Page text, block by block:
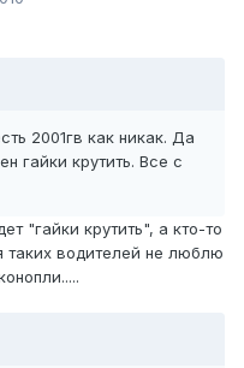
2001гв как никак. Да
гайки крутить. Все с
"гайки крутить", а кто-то
таких водителей не люблю